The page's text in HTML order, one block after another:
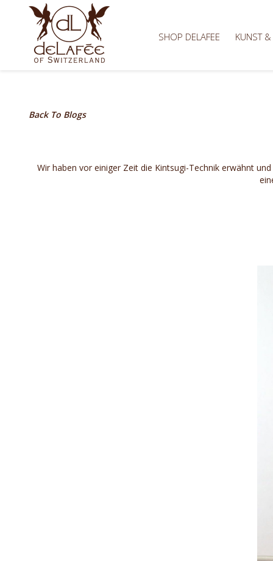
SHOP DELAFEE KUNST
Back To Blogs
Wir haben vor einiger Zeit die Kintsugi-Technik erwähnt